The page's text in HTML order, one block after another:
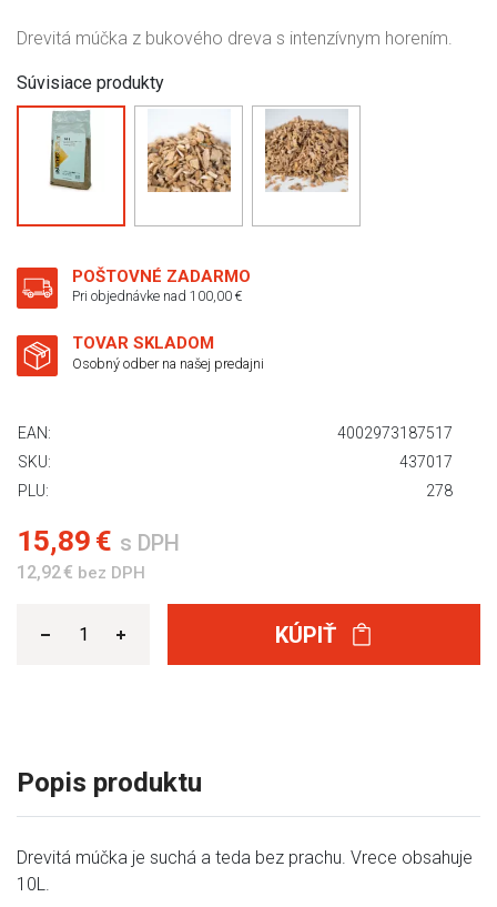
Drevitá múčka z bukového dreva s intenzívnym horením.
Súvisiace produkty
POŠTOVNÉ ZADARMO
Pri objednávke nad 100,00 €
TOVAR SKLADOM
Osobný odber na našej predajni
EAN:
4002973187517
SKU:
437017
PLU:
278
15,89 € s DPH
12,92 € bez DPH
KÚPIŤ
Popis produktu
Drevitá múčka je suchá a teda bez prachu. Vrece obsahuje
10L.